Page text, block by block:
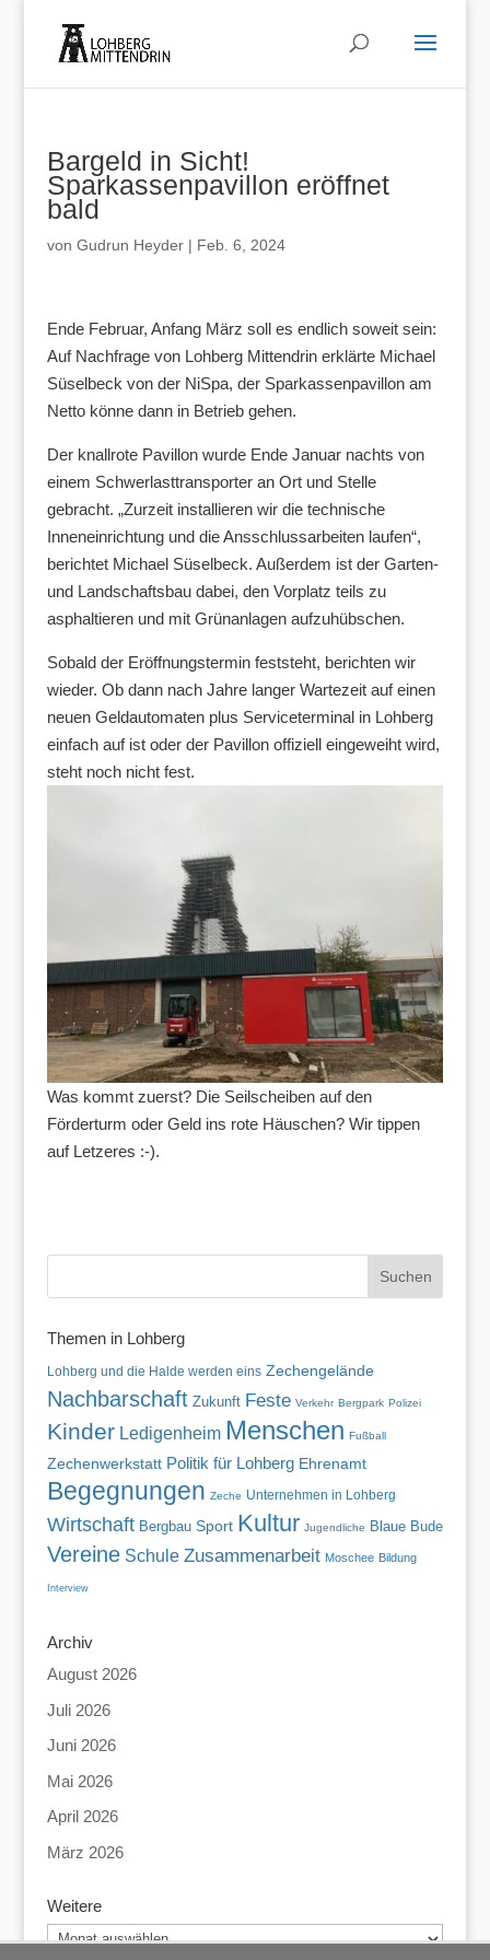
Bargeld in Sicht!
Sparkassenpavillon eröffnet
bald
von Gudrun Heyder| Feb. 6, 2024
Ende Februar, Anfang März soll es endlich soweit sein:
Auf Nachfrage von Lohberg Mittendrin erklärte Michael
Süselbeck von der NiSpa, der Sparkassenpavillon am
Netto könne dann in Betrieb gehen.
Der knallrote Pavillon wurde Ende Januar nachts von
einem Schwerlasttransporter an Ort und Stelle
gebracht. „Zurzeit installieren wir die technische
Inneneinrichtung und die Ansschlussarbeiten laufen“,
berichtet Michael Süselbeck. Außerdem ist der Garten-
und Landschaftsbau dabei, den Vorplatz teils zu
asphaltieren und mit Grünanlagen aufzuhübschen.
Sobald der Eröffnungstermin feststeht, berichten wir
wieder. Ob dann nach Jahre langer Wartezeit auf einen
neuen Geldautomaten plus Serviceterminal in Lohberg
einfach auf ist oder der Pavillon offiziell eingeweiht wird,
steht noch nicht fest.
Was kommt zuerst? Die Seilscheiben auf den
Förderturm oder Geld ins rote Häuschen? Wir tippen
auf Letzeres :-).
Themen in Lohberg
Lohberg und die Halde werden eins Zechengelände
Nachbarschaft Zukunft Feste Verkehr Bergpark Polizei
Kinder Ledigenheim Menschen Fußball
Zechenwerkstatt Politik für Lohberg Ehrenamt
Begegnungen Zeche Unternehmen in Lohberg
Wirtschaft Bergbau Sport Kultur Jugendliche Blaue Bude
Vereine Schule Zusammenarbeit Moschee Bildung
Interview
Archiv
August 2026
Juli 2026
Juni 2026
Mai 2026
April 2026
März 2026
Weitere
Weitere